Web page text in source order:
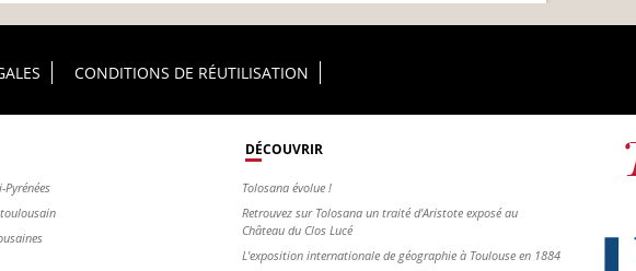
CONDITIONS DE RÉUTILISATION
DÉCOUVRIR
Tolosana évolue !
Retrouvez sur Tolosana un traité d'Aristote exposé au
Château du Clos Lucé
L'exposition internationale de géographie à Toulouse en 1884